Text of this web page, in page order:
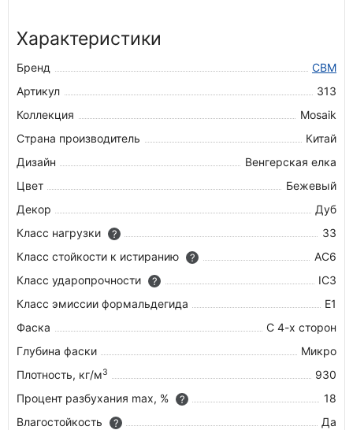
Характеристики
Бренд
CBM
Артикул
313
Коллекция
Mosaik
Страна производитель
Китай
Дизайн
Венгерская елка
Цвет
Бежевый
Декор
Дуб
Класс нагрузки
?
33
Класс стойкости к истиранию
?
AC6
Класс ударопрочности
?
IC3
Класс эмиссии формальдегида
E1
Фаска
С 4-х сторон
Глубина фаски
Микро
Плотность, кг/м3
930
Процент разбухания max, %
?
18
Влагостойкость
?
Да